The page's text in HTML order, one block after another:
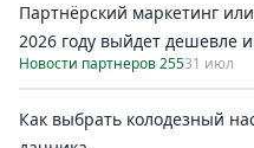
Партнёрский маркетинг
2026 году выйдет дешевле
Новости партнеров 25531 июл
Как выбрать колодезный